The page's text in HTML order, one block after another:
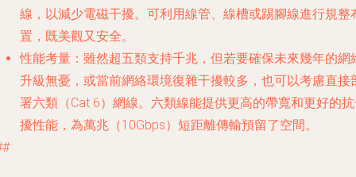
線，以減少電磁干擾。可利用線管、線槽或踢腳線進行規整
置，既美觀又安全。
性能考量 ：雖然超五類支持千兆，但若要確保未來幾年的網
升級無憂，或當前網絡環境復雜干擾較多，也可以考慮直接
署六類（Cat 6）網線。六類線能提供更高的帶寬和更好的
擾性能，為萬兆（10Gbps）短距離傳輸預留了空間。